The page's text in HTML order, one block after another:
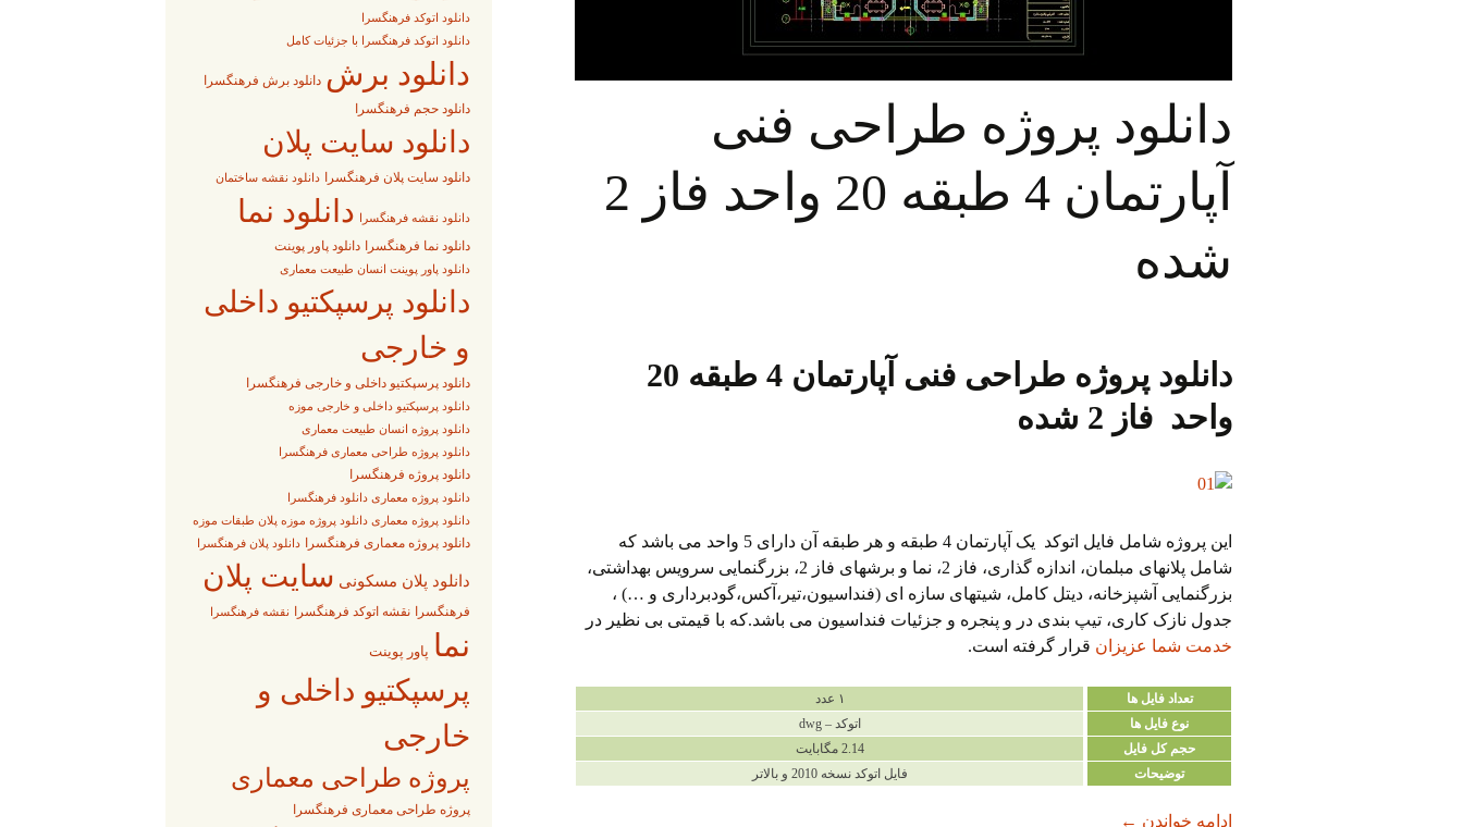
دانلود پروژه طراحی فنی
آپارتمان 4 طبقه 20 واحد فاز 2
شده
دانلود پروژه طراحی فنی آپارتمان 4 طبقه 20
واحد فاز 2 شده
این پروژه شامل فایل اتوکد یک آپارتمان 4 طبقه و هر طبقه آن دارای 5 واحد می باشد که
شامل پلانهای مبلمان، اندازه گذاری، فاز 2، نما و برشهای فاز 2، بزرگنمایی سرویس بهداشتی،
بزرگنمایی آشپزخانه، دیتل کامل، شیتهای سازه ای (فنداسیون،تیر،آکس،گودبرداری و …) ،
جدول نازک کاری، تیپ بندی در و پنجره و جزئیات فنداسیون می باشد.که با قیمتی بی نظیر در
خدمت شما عزیزان قرار گرفته است.
تعداد فایل ها
۱ عدد
نوع فایل ها
اتوکد – dwg
حجم کل فایل
2.14 مگابایت
توضیحات
فایل اتوکد نسخه 2010 و بالاتر
ادامه خواندن دانلود پروژه طراحی فنی آپارتمان 4 طبقه 20 واحد فاز 2 شده
←
دانلود اتوکد فرهنگسرا
دانلود اتوکد فرهنگسرا با جزئیات کامل
دانلود برش دانلود برش فرهنگسرا
دانلود حجم فرهنگسرا
دانلود سایت پلان
دانلود سایت پلان فرهنگسرا دانلود نقشه ساختمان
دانلود نقشه فرهنگسرا دانلود نما
دانلود نما فرهنگسرا دانلود پاور پوینت
دانلود پاور پوینت انسان طبیعت معماری
دانلود پرسپکتیو داخلی
و خارجی
دانلود پرسپکتیو داخلی و خارجی فرهنگسرا
دانلود پرسپکتیو داخلی و خارجی موزه
دانلود پروژه انسان طبیعت معماری
دانلود پروژه طراحی معماری فرهنگسرا
دانلود پروژه فرهنگسرا
دانلود پروژه معماری دانلود فرهنگسرا
دانلود پروژه معماری دانلود پروژه موزه پلان طبقات موزه
دانلود پروژه معماری فرهنگسرا دانلود پلان فرهنگسرا
دانلود پلان مسکونی سایت پلان
فرهنگسرا نقشه اتوکد فرهنگسرا نقشه فرهنگسرا
نما پاور پوینت
پرسپکتیو داخلی و
خارجی
پروژه طراحی معماری
پروژه طراحی معماری فرهنگسرا